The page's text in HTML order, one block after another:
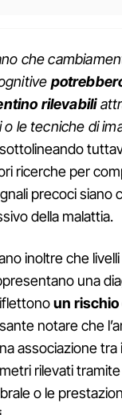
che
rilevabili
le tecniche di
ricerche per
precoci siano
della malattia.
inoltre che
una
un rischio
notare che
associazione tra
rilevati
o le